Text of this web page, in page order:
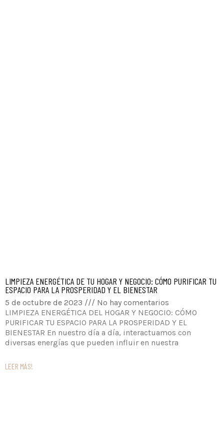
LIMPIEZA ENERGÉTICA DE TU HOGAR Y NEGOCIO: CÓMO PURIFICAR TU
ESPACIO PARA LA PROSPERIDAD Y EL BIENESTAR
5 de octubre de 2023
No hay comentarios
LIMPIEZA ENERGÉTICA DEL HOGAR Y NEGOCIO: CÓMO
PURIFICAR TU ESPACIO PARA LA PROSPERIDAD Y EL
BIENESTAR En nuestro día a día, interactuamos con
diversas energías que pueden influir en nuestra
LEER MÁS!